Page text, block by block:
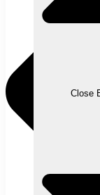
Close